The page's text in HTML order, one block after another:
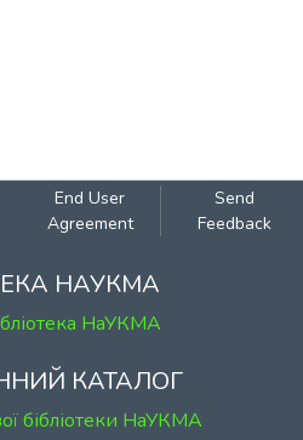
End User
Agreement
Send
Feedback
НАУКМА
НаУКМА
КАТАЛОГ
бібліотеки НаУКМА